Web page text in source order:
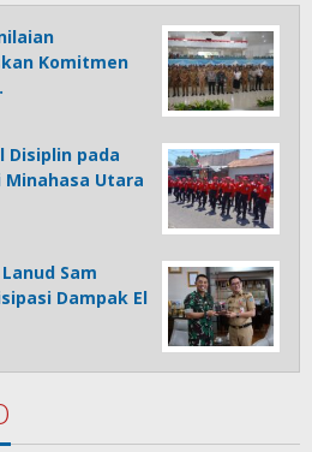
Komitmen
Disiplin pada
Minahasa Utara
Sam
Dampak El